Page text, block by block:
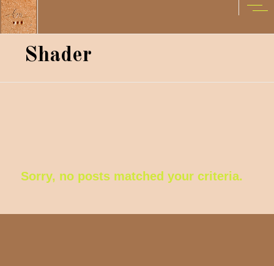
Shader
Sorry, no posts matched your criteria.